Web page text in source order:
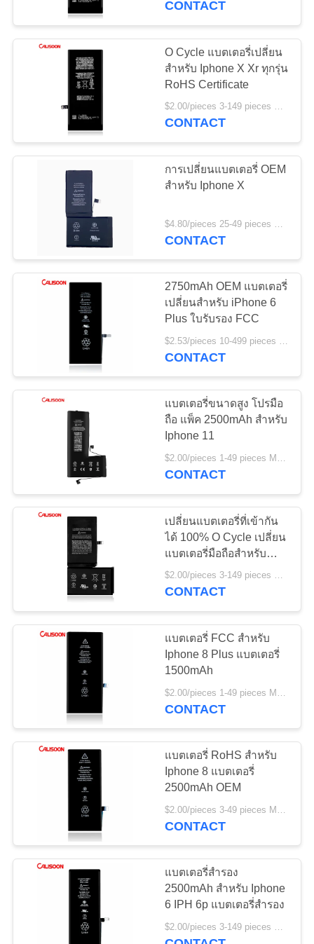
CONTACT
O Cycle แบตเตอรี่เปลี่ยน
สําหรับ Iphone X Xr ทุกรุ่น
RoHS Certificate
$2.00/pieces 3-149 pieces MOQ:3 ชิ้น
CONTACT
การเปลี่ยนแบตเตอรี่ OEM
สําหรับ Iphone X
CONTACT
2750mAh OEM แบตเตอรี่
เปลี่ยนสําหรับ iPhone 6
Plus ใบรับรอง FCC
$2.53/pieces 10-499 pieces MOQ:10 ชิ้น
CONTACT
แบตเตอรี่ขนาดสูง โปรมือ
ถือ แพ็ค 2500mAh สําหรับ
Iphone 11
$2.00/pieces 1-49 pieces MOQ:10 ชิ้น
CONTACT
เปลี่ยนแบตเตอรี่ที่เข้ากัน
ได้ 100% O Cycle เปลี่ยน
แบตเตอรี่มือถือสําหรับ
Iphone X
$2.00/pieces 3-149 pieces MOQ:3 ชิ้น
CONTACT
แบตเตอรี่ FCC สําหรับ
Iphone 8 Plus แบตเตอรี่
1500mAh
CONTACT
แบตเตอรี่ RoHS สําหรับ
Iphone 8 แบตเตอรี่
2500mAh OEM
CONTACT
แบตเตอรี่สํารอง
2500mAh สําหรับ Iphone
6 IPH 6p แบตเตอรี่สํารอง
$2.00/pieces 3-149 pieces MOQ:3 ชิ้น